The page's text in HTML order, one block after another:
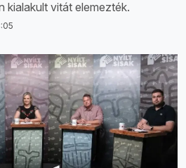
kialakult vitát elemezték.